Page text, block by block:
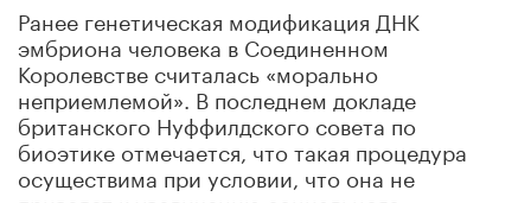
Ранее генетическая модификация ДНК
эмбриона человека в Соединенном
Королевстве считалась «морально
неприемлемой». В последнем докладе
британского Нуффилдского совета по
биоэтике отмечается, что такая процедура
осуществима при условии, что она не